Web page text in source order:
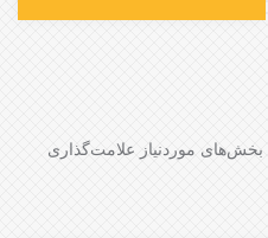
بخش‌های موردنیاز علامت‌گذاری